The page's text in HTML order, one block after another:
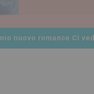
nuovo romance Ci